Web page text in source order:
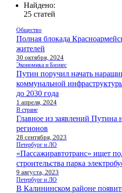
Найдено:
25 статей
Общество
Полная блокада
жителей
30 октября, 2024
Экономика и Бизнес
Путин поручил начать
коммунальной
до 2030 года
1 апреля, 2024
В стране
Главное из заявлений Путина
регионов
28 сентября, 2023
Петербург и ЛО
«Пассажиравтотранс» ищет
строительства парка
9 августа, 2023
Петербург и ЛО
В Калининском районе